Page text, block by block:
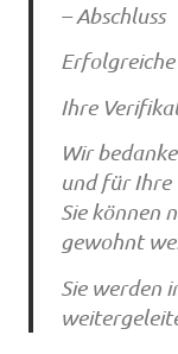
– Abschluss
Ihre
Wir
und für Ihre
Sie können
gewohnt
Sie werden